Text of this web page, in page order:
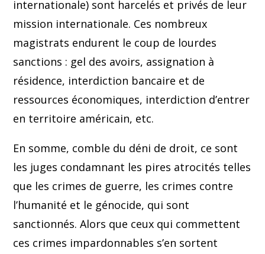
internationale) sont harcelés et privés de leur
mission internationale. Ces nombreux
magistrats endurent le coup de lourdes
sanctions : gel des avoirs, assignation à
résidence, interdiction bancaire et de
ressources économiques, interdiction d’entrer
en territoire américain, etc.
En somme, comble du déni de droit, ce sont
les juges condamnant les pires atrocités telles
que les crimes de guerre, les crimes contre
l’humanité et le génocide, qui sont
sanctionnés. Alors que ceux qui commettent
ces crimes impardonnables s’en sortent